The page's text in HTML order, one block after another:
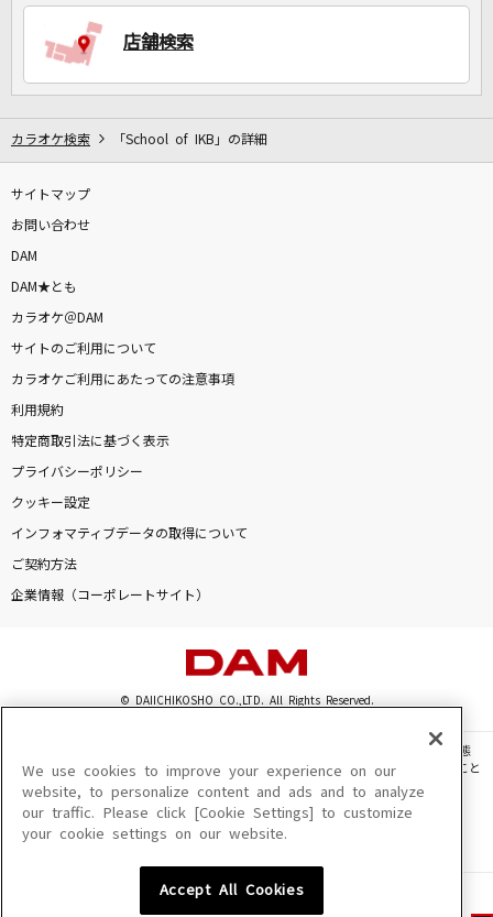
店舗検索
カラオケ検索 「School of IKB」の詳細
サイトマップ
お問い合わせ
DAM
DAM★とも
カラオケ＠DAM
サイトのご利用について
カラオケご利用にあたっての注意事項
利用規約
特定商取引法に基づく表示
プライバシーポリシー
クッキー設定
インフォマティブデータの取得について
ご契約方法
企業情報（コーポレートサイト）
© DAIICHIKOSHO CO.,LTD. All Rights Reserved.
このサイトに掲載されている一切の文章・画像・写真・動画・音声等を、手段や形態
を問わず、著作権法の定める範囲を超えて無断で複製、転載、ファイル化などすること
を禁じます。
楽曲及びコンテンツは、機種によりご利用いただけない場合があります。
楽曲及びコンテンツの配信日、配信内容が変更になる場合があります。
We use cookies to improve your experience on our
website, to personalize content and ads and to analyze
our traffic. Please click [Cookie Settings] to customize
your cookie settings on our website.
Accept All Cookies